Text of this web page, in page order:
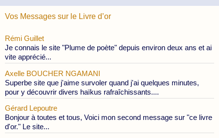
Vos Messages sur le Livre d’or
Rémi Guillet
Je connais le site "Plume de poète" depuis environ deux ans et ai
vite apprécié...
Axelle BOUCHER NGAMANI
Superbe site que j'aime survoler quand j'ai quelques minutes,
pour y découvrir divers haïkus rafraîchissants....
Gérard Lepoutre
Bonjour à toutes et tous, Voici mon second message sur "ce livre
d'or." Le site...